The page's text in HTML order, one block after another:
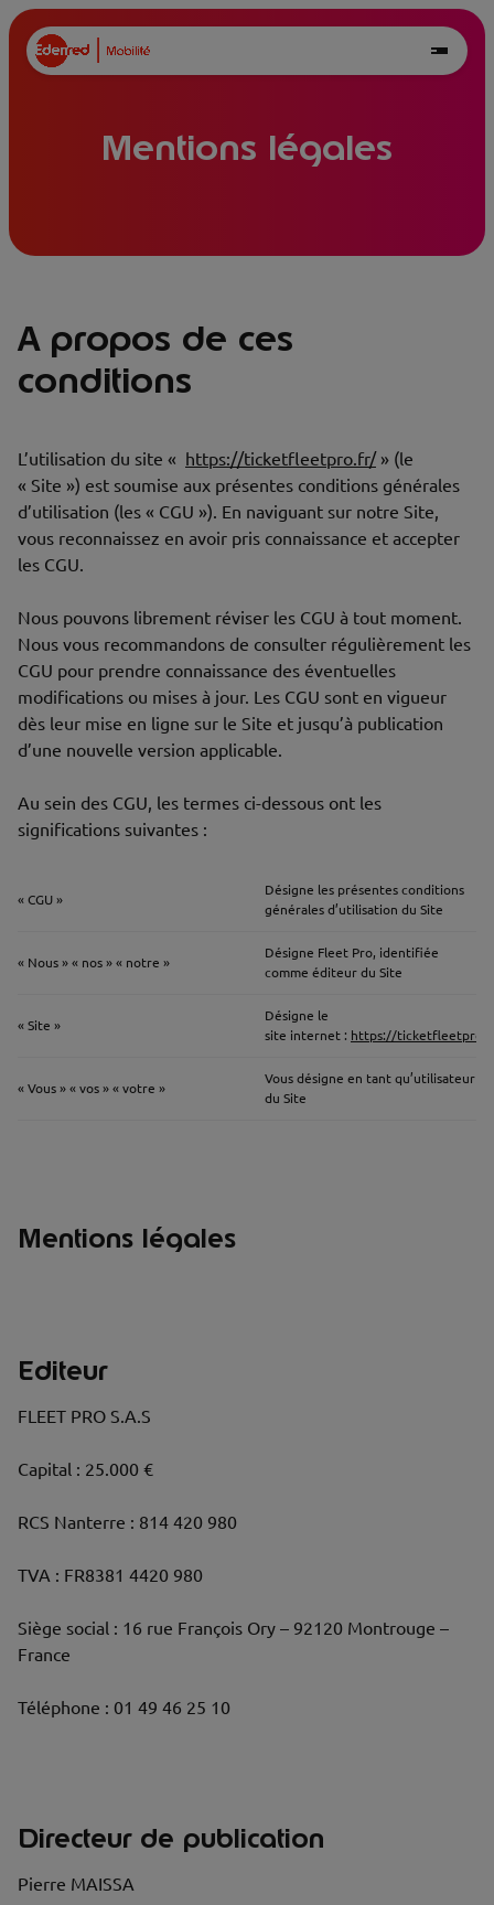
Mentions légales
A propos de ces
conditions
L’utilisation du site « https://ticketfleetpro.fr/» (le
« Site ») est soumise aux présentes conditions générales
d’utilisation (les « CGU »). En naviguant sur notre Site,
vous reconnaissez en avoir pris connaissance et accepter
les CGU.
Nous pouvons librement réviser les CGU à tout moment.
Nous vous recommandons de consulter régulièrement les
CGU pour prendre connaissance des éventuelles
modifications ou mises à jour. Les CGU sont en vigueur
dès leur mise en ligne sur le Site et jusqu’à publication
d’une nouvelle version applicable.
Au sein des CGU, les termes ci-dessous ont les
significations suivantes :
« CGU »
Désigne les présentes conditions
générales d’utilisation du Site
« Nous » « nos » « notre »
Désigne Fleet Pro, identifiée
comme éditeur du Site
« Site »
Désigne le
site internet : https://
« Vous » « vos » « votre »
Vous désigne en tant qu’utilisateur
du Site
Mentions légales
Editeur
FLEET PRO S.A.S
Capital : 25.000 €
RCS Nanterre : 814 420 980
TVA : FR8381 4420 980
Siège social : 16 rue François Ory – 92120 Montrouge –
France
Téléphone : 01 49 46 25 10
Directeur de publication
Pierre MAISSA